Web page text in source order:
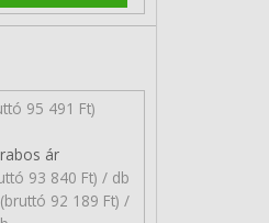
95 491 Ft)
ár
93 840 Ft) / db
(bruttó 92 189 Ft) /